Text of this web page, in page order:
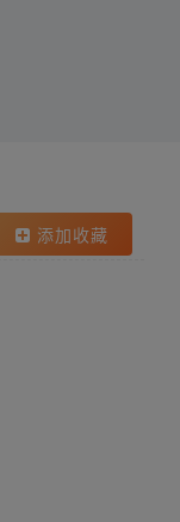
添加收藏